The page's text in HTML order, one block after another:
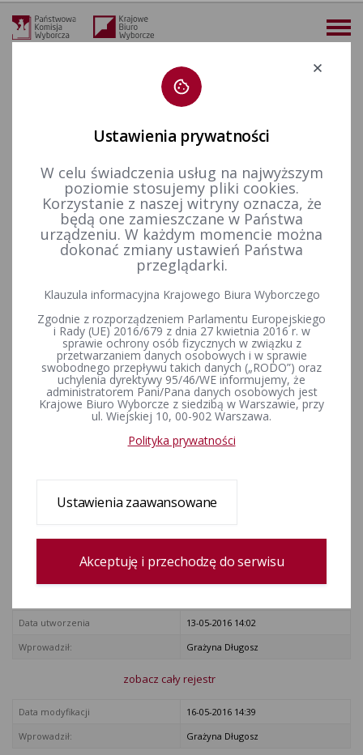
Deklaracja dostępności
więcej
Prawo wyborcze Wyroki i postanowienia sądów Inne 2015 r. Postanowienie Sądu Najwyższego z dnia 25 listopada 2015 r. w sprawie protestu wyborczego przeciwko ważności wyborów do Senatu RP w okręgu wyborczym nr 37 z dnia 25 listopada 2015 r.
Postanowienie Sądu
Najwyższego z dnia 25
listopada 2015 r. w sprawie
protestu wyborczego
przeciwko ważności wyborów
do Senatu RP w okręgu
wyborczym nr 37 z dnia 25
listopada 2015 r.
Rejestr zmian
Data utworzenia
13-05-2016 14:02
Wprowadził:
Grażyna Długosz
zobacz cały rejestr
Data modyfikacji
16-05-2016 14:39
Wprowadził:
Grażyna Długosz
Ustawienia prywatności
W celu świadczenia usług na najwyższym
poziomie stosujemy pliki cookies.
Korzystanie z naszej witryny oznacza, że
będą one zamieszczane w Państwa
urządzeniu. W każdym momencie można
dokonać zmiany ustawień Państwa
przeglądarki.
Klauzula informacyjna Krajowego Biura Wyborczego
Zgodnie z rozporządzeniem Parlamentu Europejskiego
i Rady (UE) 2016/679 z dnia 27 kwietnia 2016 r. w
sprawie ochrony osób fizycznych w związku z
przetwarzaniem danych osobowych i w sprawie
swobodnego przepływu takich danych („RODO”) oraz
uchylenia dyrektywy 95/46/WE informujemy, że
administratorem Pani/Pana danych osobowych jest
Krajowe Biuro Wyborcze z siedzibą w Warszawie, przy
ul. Wiejskiej 10, 00-902 Warszawa.
Polityka prywatności
Ustawienia zaawansowane
Akceptuję i przechodzę do serwisu